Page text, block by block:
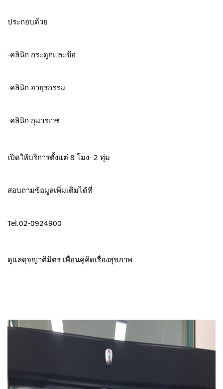
ประกอบด้วย
-คลินิก กระดูกและข้อ
-คลินิก อายุรกรรม
-คลินิก กุมารเวช
เปิดให้บริการตั้งแต่ 8 โมง- 2 ทุ่ม
สอบถามข้อมูลเพิ่มเติมได้ที่
Tel.02-0924900
ดูแลดุจญาติมิตร เพื่อนคู่คิดเรื่องสุขภาพ